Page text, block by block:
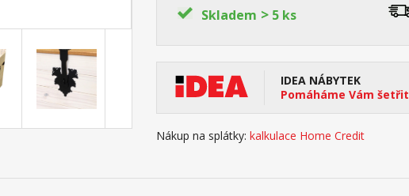
Skladem > 5 ks
IDEA NÁBYTEK
Pomáháme Vám šetřit
Nákup na splátky: kalkulace Home Credit